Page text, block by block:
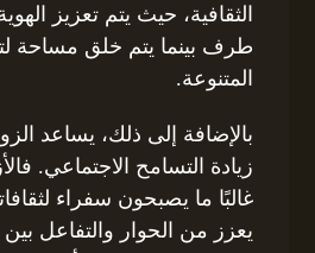
الثقافية، حيث يتم تعزيز
طرف بينما يتم خلق مساحة
المتنوعة.
بالإضافة إلى ذلك، يساعد
زيادة التسامح الاجتماعي.
غالبًا ما يصبحون سفراء
يعزز من الحوار والتفاعل